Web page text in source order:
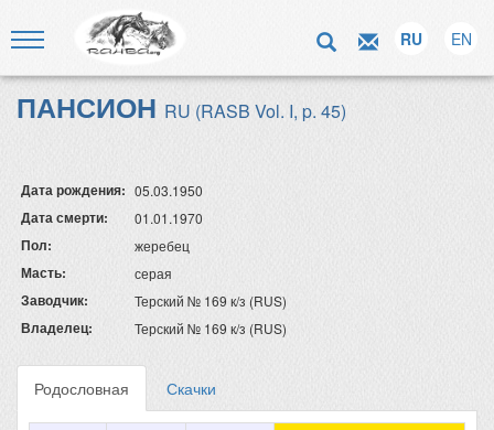
RU EN
ПАНСИОН RU (RASB Vol. I, p. 45)
Дата рождения: 05.03.1950
Дата смерти: 01.01.1970
Пол: жеребец
Масть: серая
Заводчик: Терский № 169 к/з (RUS)
Владелец: Терский № 169 к/з (RUS)
Родословная Скачки